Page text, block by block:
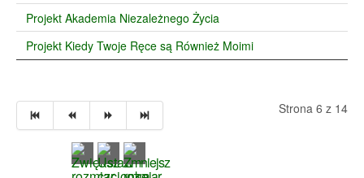
Projekt Akademia Niezależnego Życia
Projekt Kiedy Twoje Ręce są Również Moimi
Strona 6 z 14